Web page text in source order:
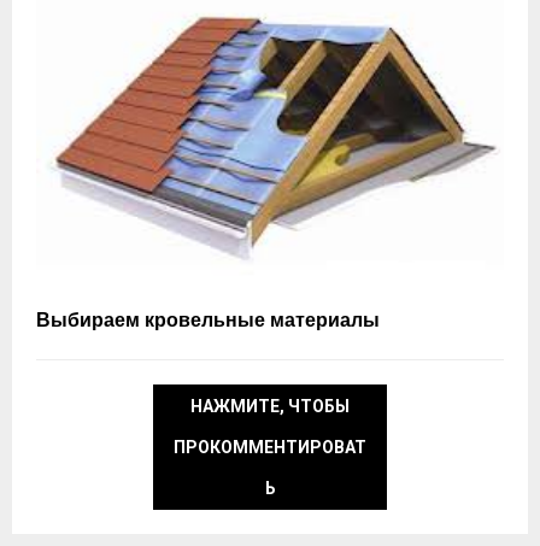
Выбираем кровельные материалы
НАЖМИТЕ, ЧТОБЫ
ПРОКОММЕНТИРОВАТ
Ь